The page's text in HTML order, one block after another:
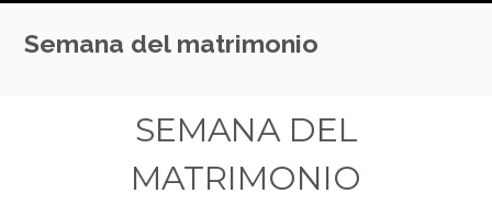
Semana del matrimonio
SEMANA DEL
MATRIMONIO